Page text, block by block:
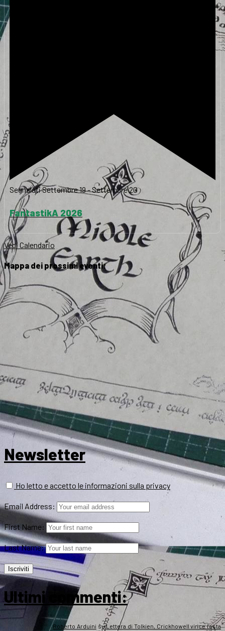
SegnalatiSettembre 19-Settembre 20
FantastikA 2026
Vedi Calendario
Mappa dei prossimi eventi:
Newsletter
Ho letto e accetto le informazioni sulla privacy
Email Address:
First Name:
Last Name:
Ultimi commenti:
Roberto Arduini suLettera di Tolkien, Crickhowell vince l’asta